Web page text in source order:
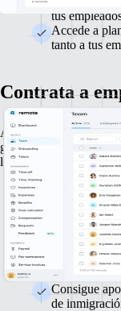
tus
Accede a
tanto a tus
Contrata a
Amplía tu equipo en
gestionar registros
legalmente a
Garantiza el
contratación
Genera
leyes y
Gestiona
empleados
Consigue
de